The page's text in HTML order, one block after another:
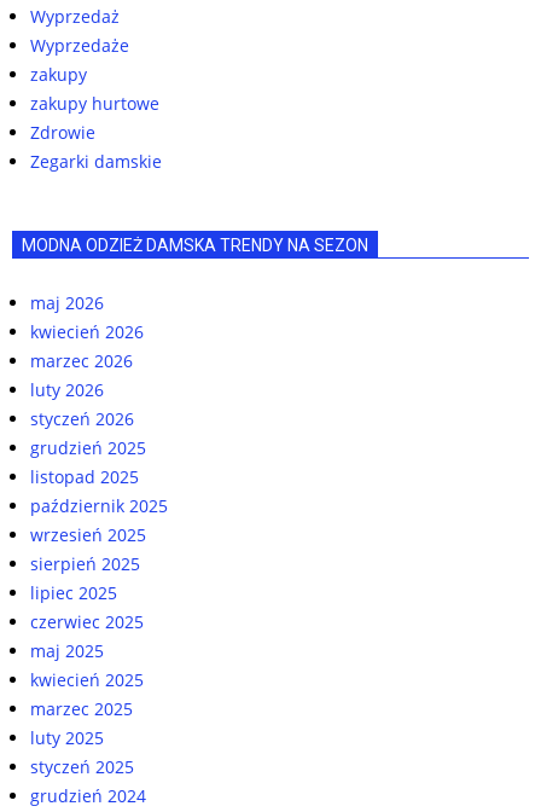
Wyprzedaż
Wyprzedaże
zakupy
zakupy hurtowe
Zdrowie
Zegarki damskie
MODNA ODZIEŻ DAMSKA TRENDY NA SEZON
maj 2026
kwiecień 2026
marzec 2026
luty 2026
styczeń 2026
grudzień 2025
listopad 2025
październik 2025
wrzesień 2025
sierpień 2025
lipiec 2025
czerwiec 2025
maj 2025
kwiecień 2025
marzec 2025
luty 2025
styczeń 2025
grudzień 2024